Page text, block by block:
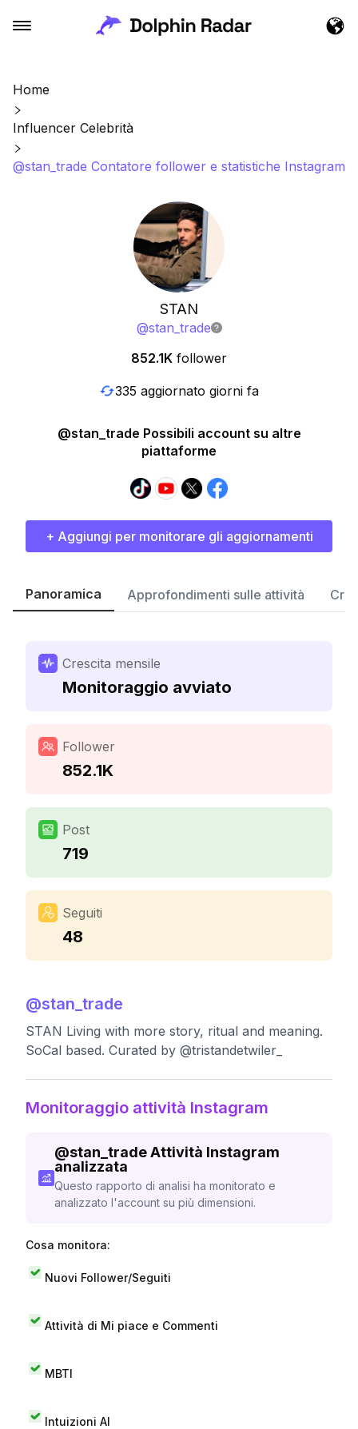
Home
Influencer Celebrità
@stan_trade Contatore follower e statistiche Instagram
STAN
@stan_trade
852.1K follower
335 aggiornato giorni fa
@stan_trade Possibili account su altre
piattaforme
+ Aggiungi per monitorare gli aggiornamenti
Panoramica Approfondimenti sulle attività
Crescita mensile
Monitoraggio avviato
Follower
852.1K
Post
719
Seguiti
48
@stan_trade
STAN Living with more story, ritual and meaning.
SoCal based. Curated by @tristandetwiler_
Monitoraggio attività Instagram
@stan_tradeAttività Instagram
analizzata
Questo rapporto di analisi ha monitorato e
analizzato l'account su più dimensioni.
Cosa monitora:
Nuovi Follower/Seguiti
Attività di Mi piace e Commenti
MBTI
Intuizioni AI